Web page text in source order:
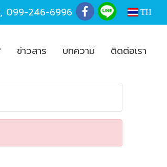
, 099-246-6996 TH
ข่าวสาร บทความ ติดต่อเรา